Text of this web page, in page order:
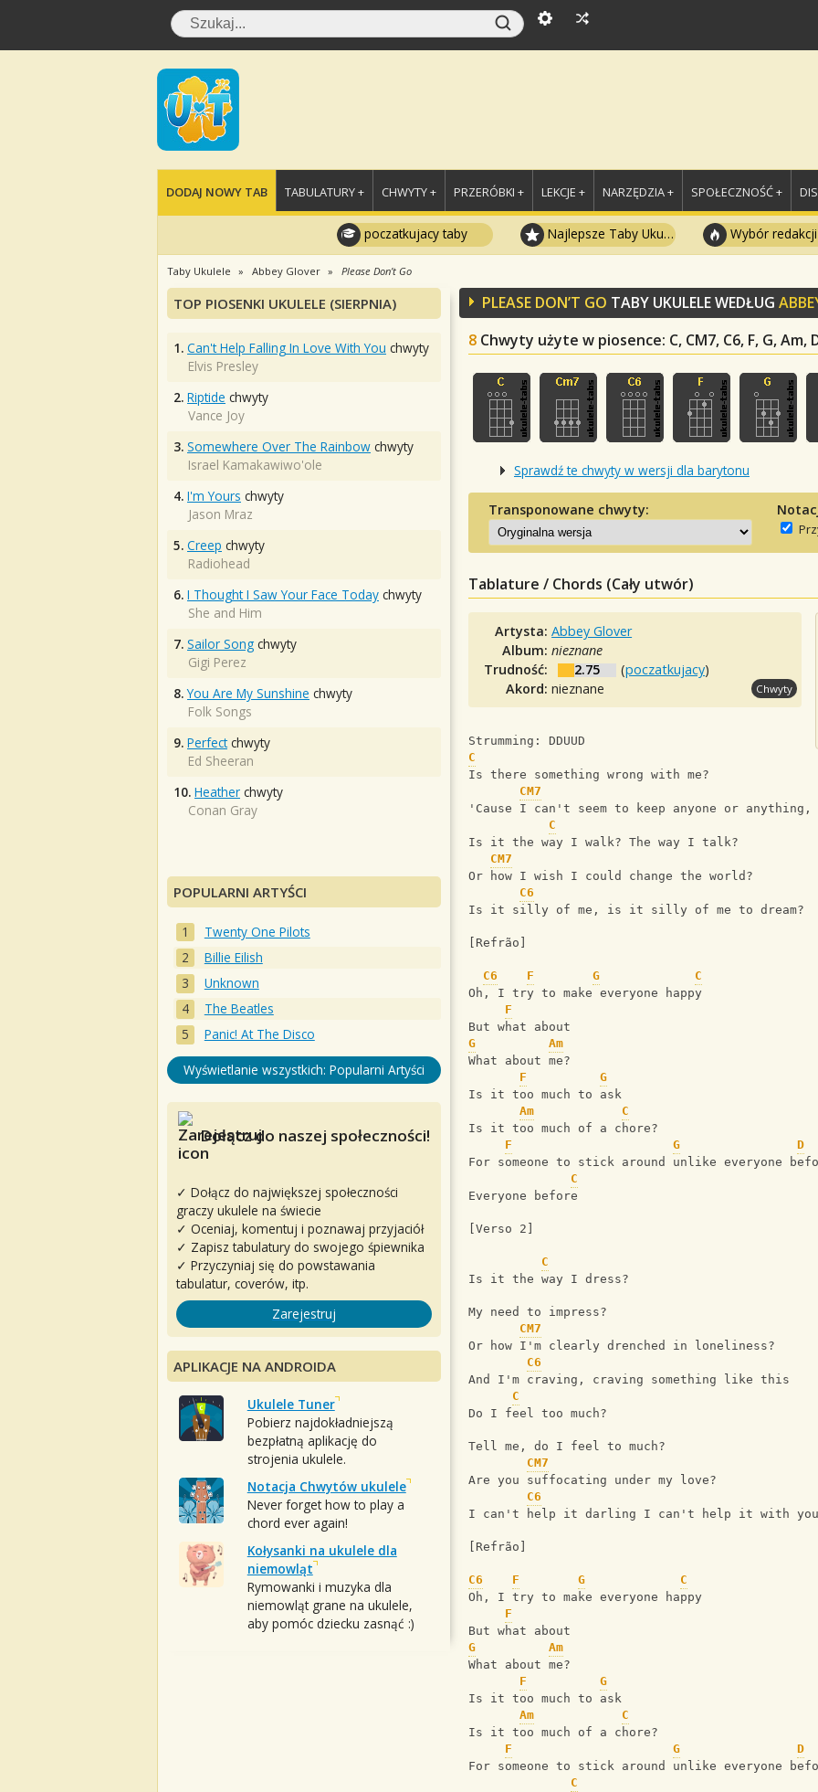
DODAJ NOWY TAB TABULATURY + CHWYTY + PRZERÓBKI + LEKCJE + NARZĘDZIA + SPOŁECZNOŚĆ +
poczatkujacy taby Najlepsze Taby Ukulele Wybór redakcji
Taby Ukulele Abbey Glover Please Don’t Go
PLEASE DON’T GO TABY UKULELE WEDŁUG
8 Chwyty użyte w piosence: C, CM7, C6, F, G, Am,
Sprawdź te chwyty w wersji dla barytonu
Transponowane chwyty:
Tablature / Chords (Cały utwór)
Artysta:Abbey Glover
Album:nieznane
Trudność:
2.75 (poczatkujacy)
Akord:nieznane Chwyty
Strumming: DDUUD
C
Is there something wrong with me?
CM7
'Cause I can't seem to keep anyone or anything,
C
Is it the way I walk? The way I talk?
CM7
Or how I wish I could change the world?
C6
Is it silly of me, is it silly of me to dream?
[Refrão]
C6 F G
C
Oh, I try to make everyone happy
F
But what about
G
Am
What about me?
F
G
Is it too much to ask
Am
C
Is it too much of a chore?
F
G
D
For someone to stick around unlike everyone
C
Everyone before
[Verso 2]
C
Is it the way I dress?
My need to impress?
CM7
Or how I'm clearly drenched in loneliness?
C6
And I'm craving, craving something like this
C
Do I feel too much?
Tell me, do I feel to much?
CM7
Are you suffocating under my love?
C6
I can't help it darling I can't help it with you
[Refrão]
C6 F G
C
Oh, I try to make everyone happy
F
But what about
G
Am
What about me?
F
G
Is it too much to ask
Am
C
Is it too much of a chore?
F
G
D
For someone to stick around unlike everyone
C
TOP PIOSENKI UKULELE (SIERPNIA)
1. Can't Help Falling In Love With You chwyty
Elvis Presley
2. Riptide chwyty
Vance Joy
3. Somewhere Over The Rainbow chwyty
Israel Kamakawiwo'ole
4. I'm Yours chwyty
Jason Mraz
5. Creep chwyty
Radiohead
6. I Thought I Saw Your Face Today chwyty
She and Him
7. Sailor Song chwyty
Gigi Perez
8. You Are My Sunshine chwyty
Folk Songs
9. Perfectchwyty
Ed Sheeran
10. Heather chwyty
Conan Gray
POPULARNI ARTYŚCI
Twenty One Pilots
Billie Eilish
Unknown
The Beatles
Panic! At The Disco
Wyświetlanie wszystkich: Popularni Artyści
Dołącz do naszej społeczności!
✓ Dołącz do największej społeczności
graczy ukulele na świecie
✓ Oceniaj, komentuj i poznawaj przyjaciół
✓ Zapisz tabulatury do swojego śpiewnika
✓ Przyczyniaj się do powstawania
tabulatur, coverów, itp.
Zarejestruj
APLIKACJE NA ANDROIDA
Ukulele Tuner
Pobierz najdokładniejszą
bezpłatną aplikację do
strojenia ukulele.
Notacja Chwytów ukulele
Never forget how to play a
chord ever again!
Kołysanki na ukulele dla
niemowląt
Rymowanki i muzyka dla
niemowląt grane na ukulele,
aby pomóc dziecku zasnąć :)